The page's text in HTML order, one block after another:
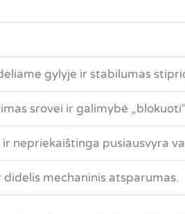
gylyje ir stabilumas
srovei ir galimybė
nepriekaištinga pusiausvyra
mechaninis atsparumas.